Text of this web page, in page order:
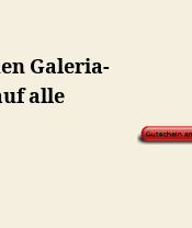
Galeria-
alle